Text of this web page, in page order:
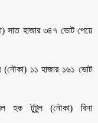
সাত হাজার ৩৪৭ ভোট পেয়ে
(নৌকা) ১১ হাজার ১৬১ ভোট
হক টুটুল (নৌকা) বিনা